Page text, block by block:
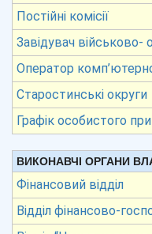
Постійні комісії
Завідувач військово-
Оператор
Старостинські округи
Графік особистого
ВИКОНАВЧІ ОРГАНИ
Фінансовий відділ
Відділ фінансово-